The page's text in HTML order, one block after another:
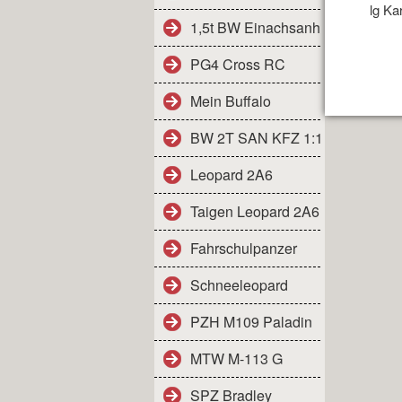
1,5t BW Einachsanhänger
PG4 Cross RC
Mein Buffalo
BW 2T SAN KFZ 1:16
Leopard 2A6
Taigen Leopard 2A6
Fahrschulpanzer
Schneeleopard
PZH M109 Paladin
MTW M-113 G
SPZ Bradley
lg